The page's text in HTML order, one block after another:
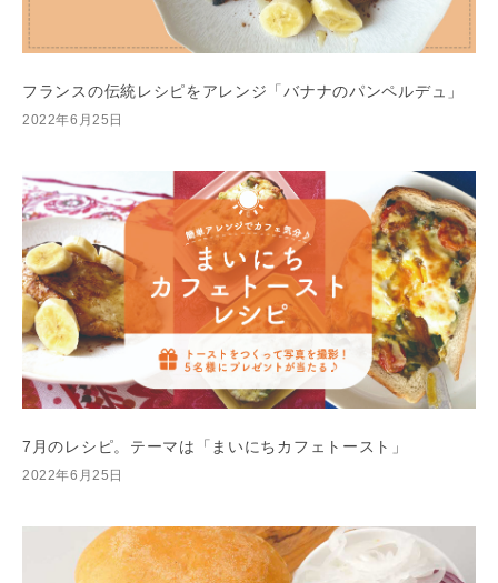
フランスの伝統レシピをアレンジ「バナナのパンペルデュ」
2022年6月25日
7月のレシピ。テーマは「まいにちカフェトースト」
2022年6月25日